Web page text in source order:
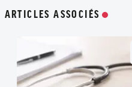
ARTICLES ASSOCIÉS